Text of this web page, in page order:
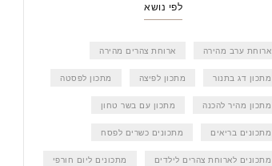
לפי נושא
ארוחת ערב מהירה ארוחת צהרים מהירה
מתכון דג בתנור מתכון לפיצה מתכון לפסטה
מתכון מהיר להכנה מתכון עם בשר טחון
מתכונים בריאים מתכונים כשרים לפסח
מתכונים לארוחת צהרים לילדים מתכונים ליום חורפי